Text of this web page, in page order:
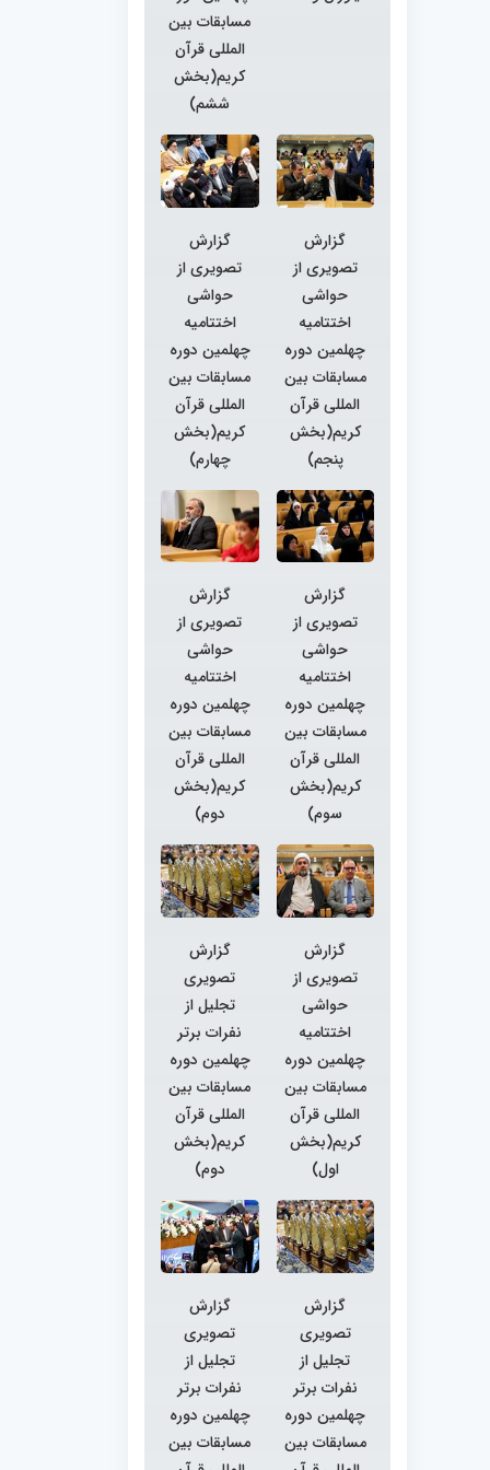
مسابقات بین
المللی قرآن
کریم(بخش
ششم)
گزارش
تصویری از
حواشی
اختتامیه
چهلمین دوره
مسابقات بین
المللی قرآن
کریم(بخش
پنجم)
گزارش
تصویری از
حواشی
اختتامیه
چهلمین دوره
مسابقات بین
المللی قرآن
کریم(بخش
چهارم)
گزارش
تصویری از
حواشی
اختتامیه
چهلمین دوره
مسابقات بین
المللی قرآن
کریم(بخش
سوم)
گزارش
تصویری از
حواشی
اختتامیه
چهلمین دوره
مسابقات بین
المللی قرآن
کریم(بخش
دوم)
گزارش
تصویری از
حواشی
اختتامیه
چهلمین دوره
مسابقات بین
المللی قرآن
کریم(بخش
اول)
گزارش
تصویری
تجلیل از
نفرات برتر
چهلمین دوره
مسابقات بین
المللی قرآن
کریم(بخش
دوم)
گزارش
تصویری
تجلیل از
نفرات برتر
چهلمین دوره
مسابقات بین
گزارش
تصویری
تجلیل از
نفرات برتر
چهلمین دوره
مسابقات بین